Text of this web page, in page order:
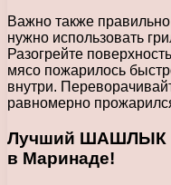
Важно также
нужно использовать
Разогрейте
мясо пожарилось
внутри.
равномерно
Лучший ШАШЛЫК
в Маринаде!